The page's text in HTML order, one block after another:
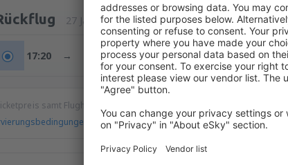
27 Jan (Mi.) ATH
17:20 → 19:20 Reisedauer: 3h
samt Flughafengebühren (ohne Servicegebühr in Höhe von